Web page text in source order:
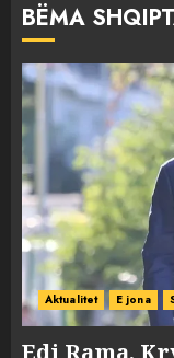
BËMA
Aktualitet E jona
Edi Rama,